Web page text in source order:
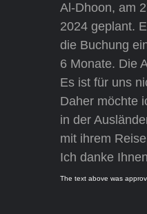
Al-Dhoon, am
2024 geplant.
die Buchung
6 Monate. Die
Es ist für uns
Daher möchte
in der
mit ihrem
Ich danke
The text above was